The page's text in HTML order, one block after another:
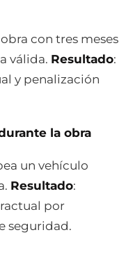
con tres meses
válida. Resultado:
y penalización
la obra
un vehículo
Resultado:
por
seguridad.